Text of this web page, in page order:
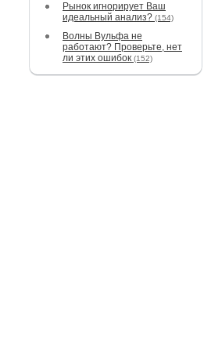
Рынок игнорирует Ваш
идеальный анализ? (154)
Волны Вульфа не
работают? Проверьте, нет
ли этих ошибок (152)